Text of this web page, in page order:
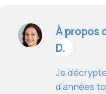
À propos
D.
Je
d'années